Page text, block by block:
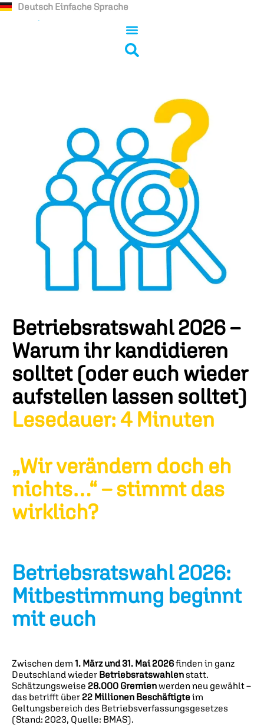
Deutsch Einfache Sprache
Betriebsratswahl 2026 –
Warum ihr kandidieren
solltet (oder euch wieder
aufstellen lassen solltet)
Lesedauer: 4 Minuten
„Wir verändern doch eh
nichts…“ – stimmt das
wirklich?
Betriebsratswahl 2026:
Mitbestimmung beginnt
mit euch
Zwischen dem 1. März und 31. Mai 2026finden in ganz
Deutschland wieder Betriebsratswahlen statt.
Schätzungsweise 28.000 Gremienwerden neu gewählt –
das betrifft über22 Millionen Beschäftigteim
Geltungsbereich des Betriebsverfassungsgesetzes
(Stand: 2023, Quelle: BMAS).